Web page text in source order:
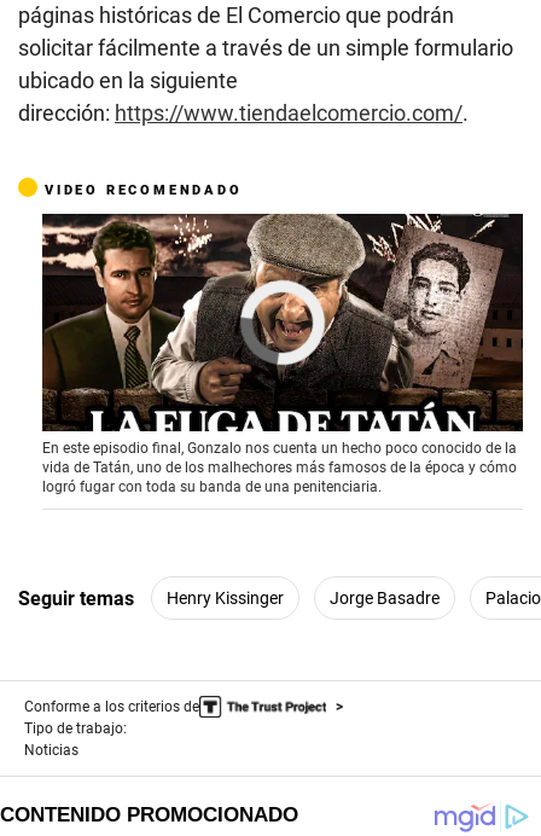
páginas históricas de El Comercio que podrán
solicitar fácilmente a través de un simple formulario
ubicado en la siguiente
dirección: https://www.tiendaelcomercio.com/.
VIDEO RECOMENDADO
En este episodio final, Gonzalo nos cuenta un hecho poco conocido de la
vida de Tatán, uno de los malhechores más famosos de la época y cómo
logró fugar con toda su banda de una penitenciaria.
Seguir temas Henry Kissinger Jorge Basadre
Conforme a los criterios de
Tipo de trabajo:
Noticias